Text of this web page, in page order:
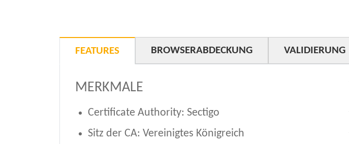
FEATURES BROWSERABDECKUNG VALIDIERUNG
MERKMALE
Certificate Authority: Sectigo
Sitz der CA: Vereinigtes Königreich